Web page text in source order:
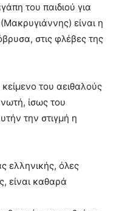
του παιδιού για
είναι η
στις φλέβες της
του αειθαλούς
ίσως του
την στιγμή η
ελληνικής, όλες
είναι καθαρά